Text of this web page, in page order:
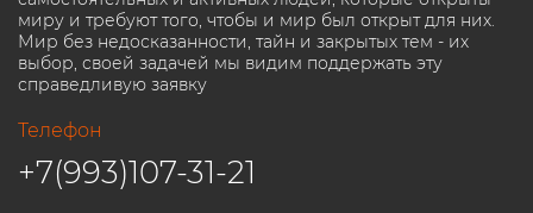
миру и требуют того, чтобы и мир был открыт для них.
Мир без недосказанности, тайн и закрытых тем - их
выбор, своей задачей мы видим поддержать эту
справедливую заявку
Телефон
+7(993)107-31-21